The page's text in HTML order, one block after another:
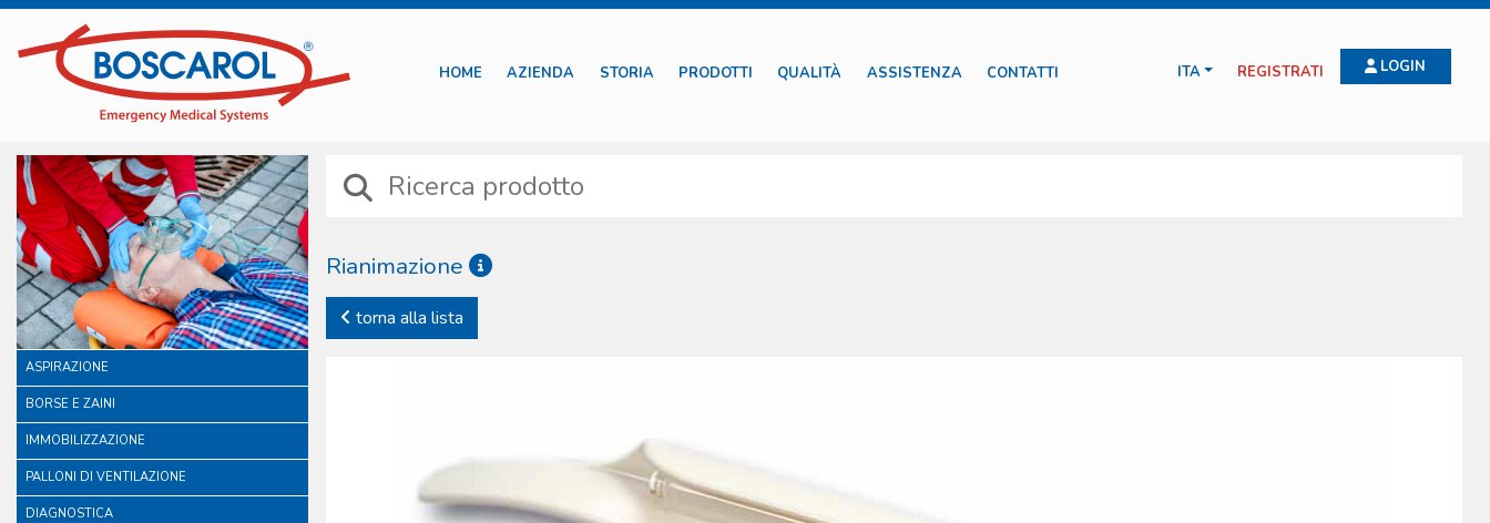
HOME AZIENDA STORIA PRODOTTI QUALITÀ ASSISTENZA CONTATTI ITA REGISTRATI LOGIN
ASPIRAZIONE
BORSE E ZAINI
IMMOBILIZZAZIONE
PALLONI DI VENTILAZIONE
DIAGNOSTICA
torna alla lista
Rianimazione
La gamma offerta dalla Boscarol per la rianimazione è molto specifica: sono stati selezionati dispositivi affidabili, sicuri e prodotti con materiali tecnici di alta qualità, durevoli
nel tempo. Proprio a causa dello specifico impiego offriamo solo prodotti testati, di cui gestiamo l’iter produttivo. Continue verifiche sui processi e sui prodotti garantiscono la
piena affidabilità dei dispositivi. La Boscarol si impegna nel supporto del cliente offrendo anche una gamma completa di accessori e parti di ricambio dei prodotti